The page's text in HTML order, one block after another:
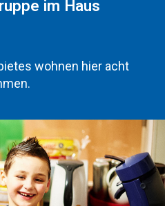
im Haus
wohnen hier acht